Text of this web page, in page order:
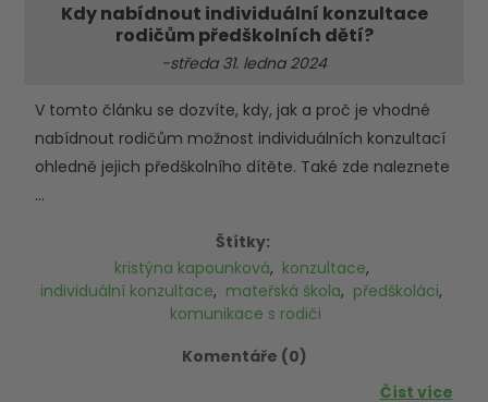
Kdy nabídnout individuální konzultace
rodičům předškolních dětí?
-středa 31. ledna 2024
V tomto článku se dozvíte, kdy, jak a proč je vhodné
nabídnout rodičům možnost individuálních konzultací
ohledně jejich předškolního dítěte. Také zde naleznete
...
Štítky:
kristýna kapounková, konzultace,
individuální konzultace, mateřská škola, předškoláci,
komunikace s rodiči
Komentáře (0)
Číst více